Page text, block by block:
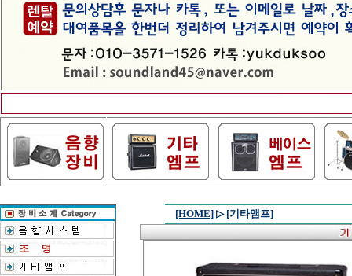
[HOME]▷ [기타앰프]